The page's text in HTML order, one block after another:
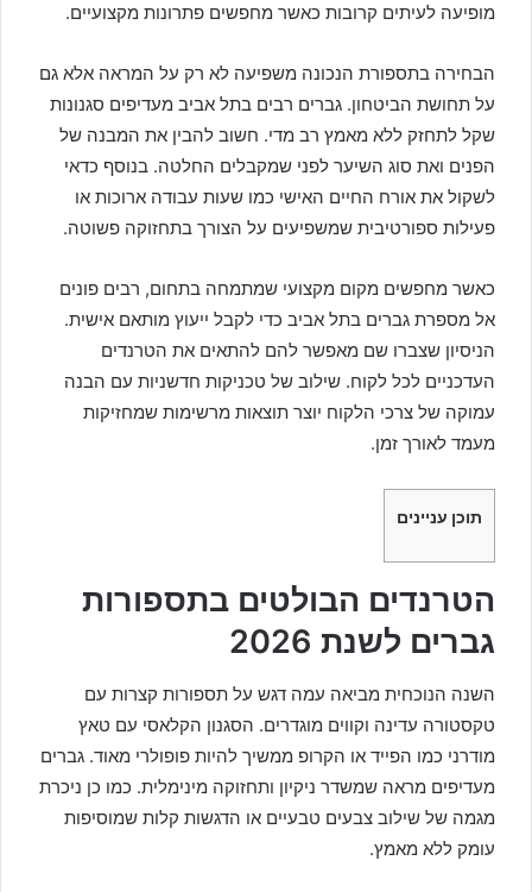
מופיעה לעיתים קרובות כאשר מחפשים פתרונות מקצועיים.
הבחירה בתספורת הנכונה משפיעה לא רק על המראה אלא גם
על תחושת הביטחון. גברים רבים בתל אביב מעדיפים סגנונות
שקל לתחזק ללא מאמץ רב מדי. חשוב להבין את המבנה של
הפנים ואת סוג השיער לפני שמקבלים החלטה. בנוסף כדאי
לשקול את אורח החיים האישי כמו שעות עבודה ארוכות או
פעילות ספורטיבית שמשפיעים על הצורך בתחזוקה פשוטה.
כאשר מחפשים מקום מקצועי שמתמחה בתחום, רבים פונים
אל מספרת גברים בתל אביב כדי לקבל ייעוץ מותאם אישית.
הניסיון שצברו שם מאפשר להם להתאים את הטרנדים
העדכניים לכל לקוח. שילוב של טכניקות חדשניות עם הבנה
עמוקה של צרכי הלקוח יוצר תוצאות מרשימות שמחזיקות
מעמד לאורך זמן.
תוכן עניינים
הטרנדים הבולטים בתספורות
גברים לשנת 2026
השנה הנוכחית מביאה עמה דגש על תספורות קצרות עם
טקסטורה עדינה וקווים מוגדרים. הסגנון הקלאסי עם טאץ
מודרני כמו הפייד או הקרופ ממשיך להיות פופולרי מאוד. גברים
מעדיפים מראה שמשדר ניקיון ותחזוקה מינימלית. כמו כן ניכרת
מגמה של שילוב צבעים טבעיים או הדגשות קלות שמוסיפות
עומק ללא מאמץ.